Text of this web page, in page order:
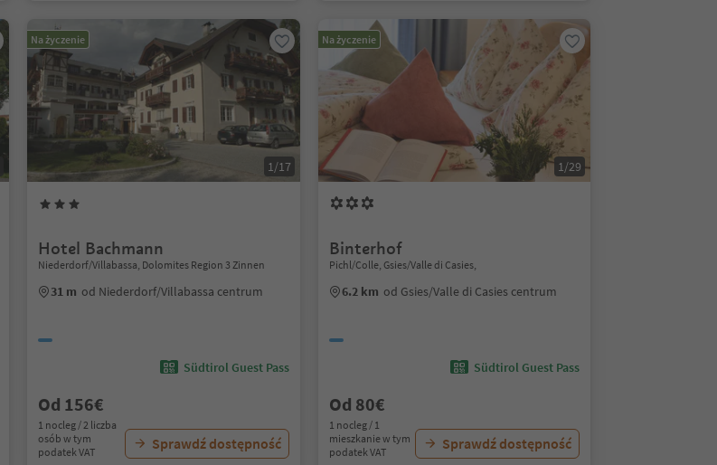
Na życzenie
1/17
Hotel Bachmann
Niederdorf/Villabassa, Dolomites Region 3 Zinnen
31 m od Niederdorf/Villabassa centrum
Südtirol Guest Pass
Od 156€
1 nocleg / 2 liczba
osób w tym
podatek VAT
Sprawdź dostępność
Na życzenie
1/29
Binterhof
Pichl/Colle, Gsies/Valle di Casies,
6.2 km od Gsies/Valle di Casies centrum
Südtirol Guest Pass
Od 80€
1 nocleg / 1
mieszkanie w tym
podatek VAT
Sprawdź dostępność